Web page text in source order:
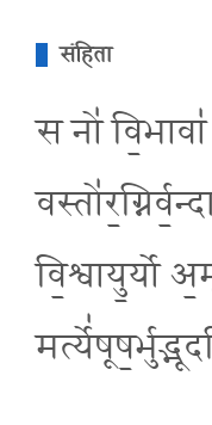
संहिता
स नो॑ वि॒भावा॑
वि॒श्वायु॒र्यो